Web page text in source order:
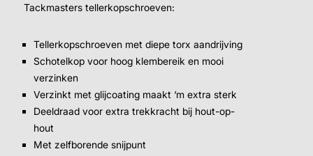
Tackmasters tellerkopschroeven:
Tellerkopschroeven met diepe torx aandrijving
Schotelkop voor hoog klembereik en mooi
verzinken
Verzinkt met glijcoating maakt ‘m extra sterk
Deeldraad voor extra trekkracht bij hout-op-
hout
Met zelfborende snijpunt